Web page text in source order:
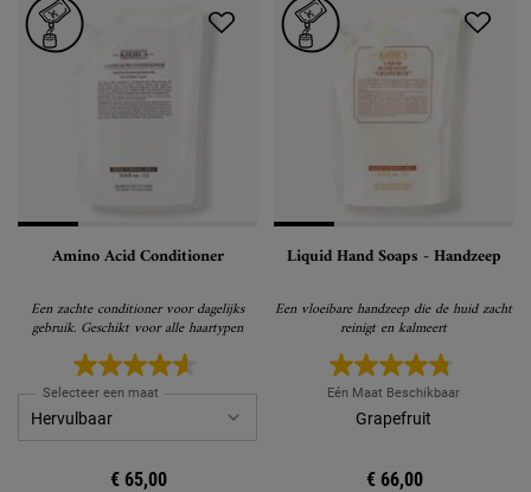
Amino Acid Conditioner
Een zachte conditioner voor dagelijks
gebruik. Geschikt voor alle haartypen
Selecteer een maat
€ 65,00
Liquid Hand Soaps - Handzeep
Een vloeibare handzeep die de huid zacht
reinigt en kalmeert
Eén Maat Beschikbaar
Grapefruit
€ 66,00